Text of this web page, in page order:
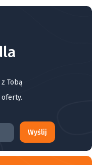
Tobą
Wyślij